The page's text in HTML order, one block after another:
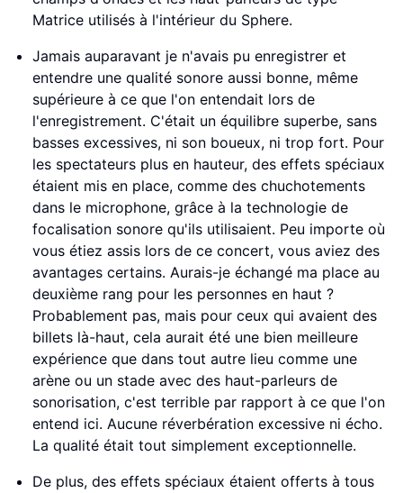
Matrice utilisés à l'intérieur du Sphere.
Jamais auparavant je n'avais pu enregistrer et
entendre une qualité sonore aussi bonne, même
supérieure à ce que l'on entendait lors de
l'enregistrement. C'était un équilibre superbe, sans
basses excessives, ni son boueux, ni trop fort. Pour
les spectateurs plus en hauteur, des effets spéciaux
étaient mis en place, comme des chuchotements
dans le microphone, grâce à la technologie de
focalisation sonore qu'ils utilisaient. Peu importe où
vous étiez assis lors de ce concert, vous aviez des
avantages certains. Aurais-je échangé ma place au
deuxième rang pour les personnes en haut ?
Probablement pas, mais pour ceux qui avaient des
billets là-haut, cela aurait été une bien meilleure
expérience que dans tout autre lieu comme une
arène ou un stade avec des haut-parleurs de
sonorisation, c'est terrible par rapport à ce que l'on
entend ici. Aucune réverbération excessive ni écho.
La qualité était tout simplement exceptionnelle.
De plus, des effets spéciaux étaient offerts à tous